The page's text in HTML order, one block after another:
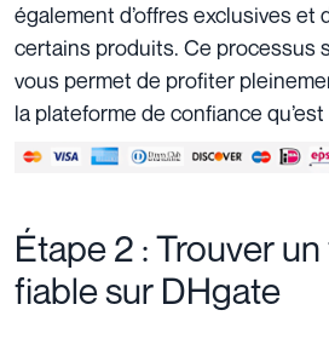
également d’offres exclusives et
certains produits. Ce processus
vous permet de profiter
la plateforme de confiance
Étape 2 : Trouver
fiable sur DHgate